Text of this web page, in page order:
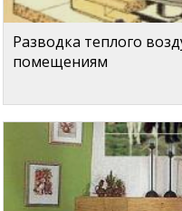
Разводка теплого
помещениям